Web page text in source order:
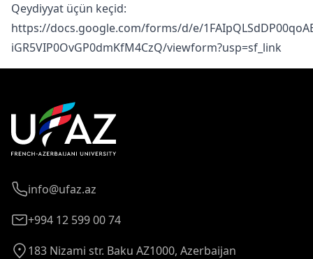
Qeydiyyat üçün keçid:
https://docs.google.com/forms/d/e/
iGR5VIP0OvGP0dmKfM4CzQ/viewform?usp=sf_link
info@ufaz.az
+994 12 599 00 74
183 Nizami str. Baku AZ1000, Azerbaijan